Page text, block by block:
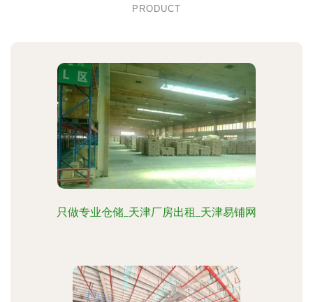
PRODUCT
只做专业仓储_天津厂房出租_天津易铺网